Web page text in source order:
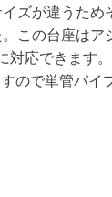
ズが違うため
この台座はア
対応できます
ので単管パイ